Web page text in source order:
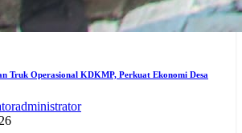
Truk Operasional KDKMP, Perkuat Ekonomi Desa
administrator